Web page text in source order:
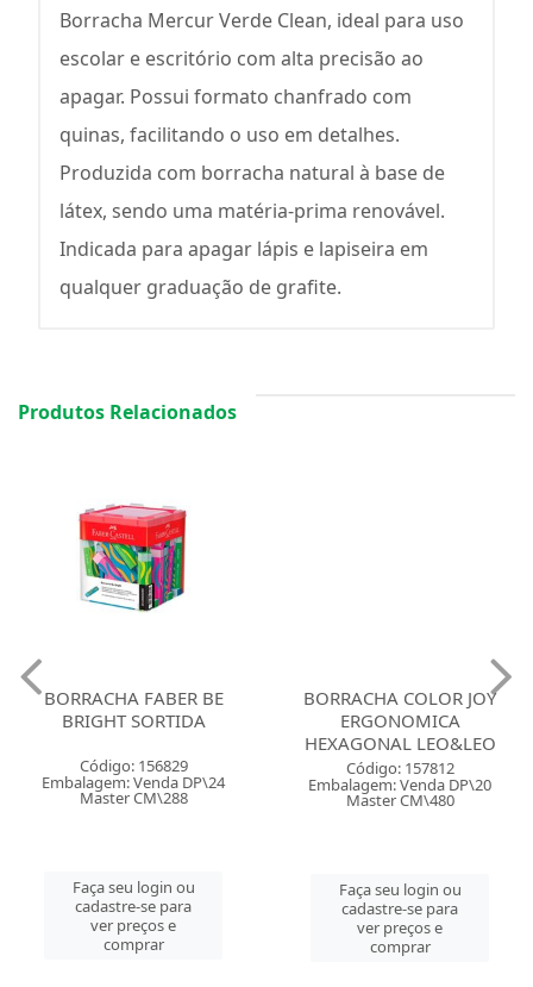
Borracha Mercur Verde Clean, ideal para uso
escolar e escritório com alta precisão ao
apagar. Possui formato chanfrado com
quinas, facilitando o uso em detalhes.
Produzida com borracha natural à base de
látex, sendo uma matéria-prima renovável.
Indicada para apagar lápis e lapiseira em
qualquer graduação de grafite.
Produtos Relacionados
BORRACHA FABER BE
BRIGHT SORTIDA
Código: 156829
Embalagem: Venda DP\24
Master CM\288
Faça seu login ou
cadastre-se para
ver preços e
comprar
BORRACHA COLOR JOY
ERGONOMICA
HEXAGONAL LEO&LEO
Código: 157812
Embalagem: Venda DP\20
Master CM\480
Faça seu login ou
cadastre-se para
ver preços e
comprar